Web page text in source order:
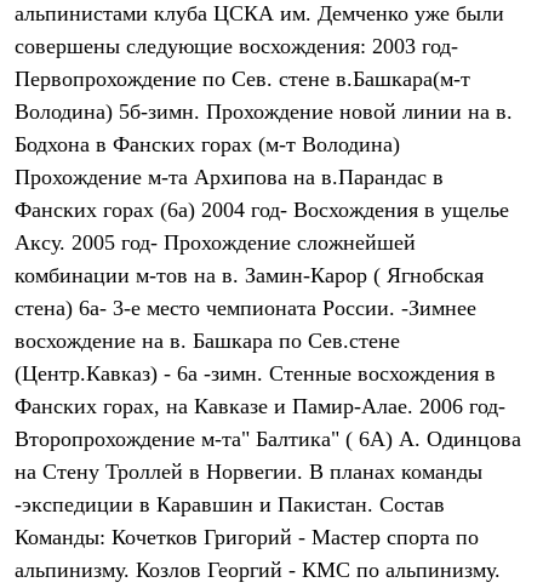
Термобелье
Теплое термобелье
Среднее термобелье
Легкое термобелье
Лёгкая одежда
Футболки
Рубашки
Толстовки
Брюки
Шорты
Женская одежда
Утепленная пухом
Жилеты
Утепленная синтетикой
Куртки
Брюки
Штормовая одежда
Куртки
Софтшелл одежда
Куртки
Брюки
Лёгкая одежда
Рубашки
альпинистами клуба ЦСКА им. Демченко уже были
совершены следующие восхождения: 2003 год-
Первопрохождение по Сев. стене в.Башкара(м-т
Володина) 5б-зимн. Прохождение новой линии на в.
Бодхона в Фанских горах (м-т Володина)
Прохождение м-та Архипова на в.Парандас в
Фанских горах (6а) 2004 год- Восхождения в ущелье
Аксу. 2005 год- Прохождение сложнейшей
комбинации м-тов на в. Замин-Карор ( Ягнобская
стена) 6а- 3-е место чемпионата России. -Зимнее
восхождение на в. Башкара по Сев.стене
(Центр.Кавказ) - 6а -зимн. Стенные восхождения в
Фанских горах, на Кавказе и Памир-Алае. 2006 год-
Второпрохождение м-та" Балтика" ( 6А) А. Одинцова
на Стену Троллей в Норвегии. В планах команды
-экспедиции в Каравшин и Пакистан. Состав
Команды: Кочетков Григорий - Мастер спорта по
альпинизму. Козлов Георгий - КМС по альпинизму.